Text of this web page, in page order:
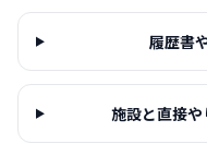
履歴書
施設と直接